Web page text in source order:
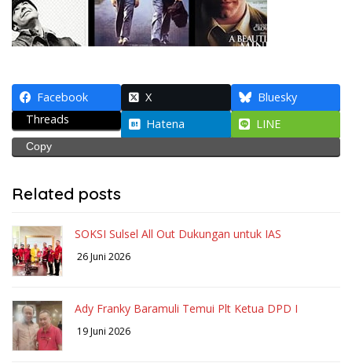
Facebook X
Bluesky
Threads
Hatena LINE
Copy
Related posts
SOKSI Sulsel All Out Dukungan untuk IAS
26 Juni 2026
Ady Franky Baramuli Temui Plt Ketua DPD I
19 Juni 2026